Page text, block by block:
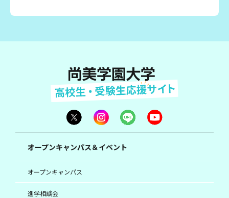
オープンキャンパス＆イベント
オープンキャンパス
進学相談会